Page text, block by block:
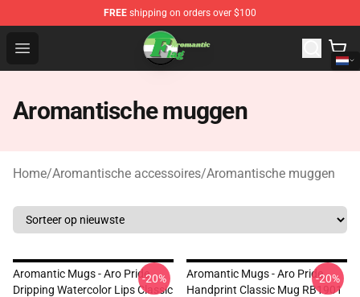
FREE shipping on orders over $100
Open menu
Aromantic Flag Shop - The Best Store of Aromantic Flag
Aromantische muggen
Home/Aromantische accessoires/Aromantische muggen
Aromantic Mugs - Aro Pride
Dripping Watercolor Lips Classic
-20%
Aromantic Mugs - Aro Pride
Handprint Classic Mug RB1901
-20%